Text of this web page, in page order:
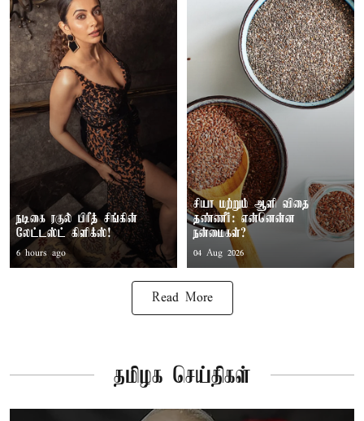
நடிகை ரகுல் பிரீத் சிங்கின்
லேட்டஸ்ட் கிளிக்ஸ்!
6 hours ago
சியா மற்றும் ஆளி விதை
தண்ணீர்: என்னென்ன
நன்மைகள்?
04 Aug 2026
Read More
தமிழக செய்திகள்